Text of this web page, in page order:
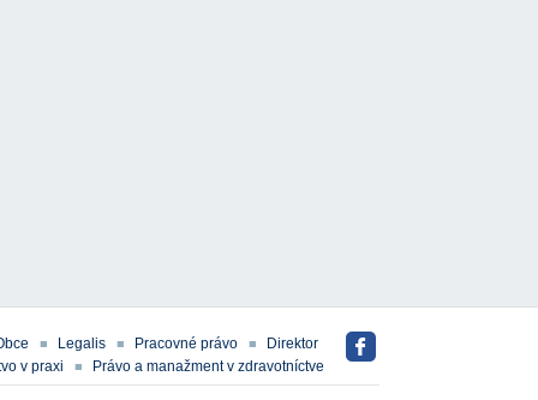
Legalis Pracovné právo
Direktor
v praxi
Právo a manažment v zdravotníctve